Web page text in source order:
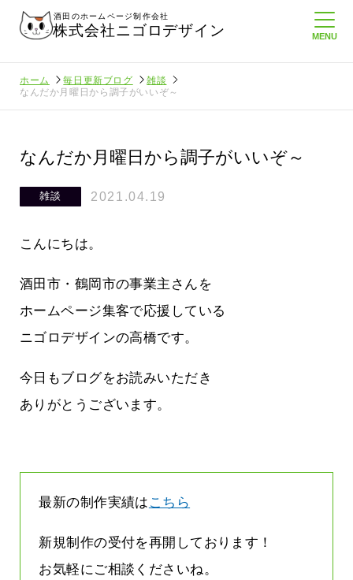
酒田のホームページ制作会社
株式会社ニゴロデザイン
ホーム 毎日更新ブログ
雑談
なんだか月曜日から調子がいいぞ～
なんだか月曜日から調子がいいぞ～
雑談 2021.04.19
こんにちは。
酒田市・鶴岡市の事業主さんを
ホームページ集客で応援している
ニゴロデザインの高橋です。
今日もブログをお読みいただき
ありがとうございます。
最新の制作実績は こちら
新規制作の受付を再開しております！
お気軽にご相談くださいね。
たより利
酒田商工会議所さんへニゴロ通信を持
よね
2026.07.28